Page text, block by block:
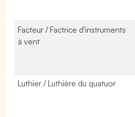
Facteur / Factrice d'instruments
à vent
Luthier / Luthière du quatuor